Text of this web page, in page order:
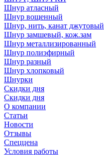
Шнур атласный
Шнур вощенный
Шнур, нить, канат джутовый
Шнур замшевый, кож.зам
Шнур металлизированный
Шнур полиэфирный
Шнур разный
Шнур хлопковый
Шнурки
Скидки дня
Скидки дня
О компании
Статьи
Новости
Отзывы
Спеццена
Условия работы